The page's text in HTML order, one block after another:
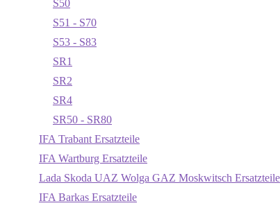
S50
S51 - S70
S53 - S83
SR1
SR2
SR4
SR50 - SR80
IFA Trabant Ersatzteile
IFA Wartburg Ersatzteile
Lada Skoda UAZ Wolga GAZ Moskwitsch Ersatzteile
IFA Barkas Ersatzteile